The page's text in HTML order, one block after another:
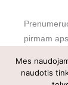
pirmam
Mes
naudotis